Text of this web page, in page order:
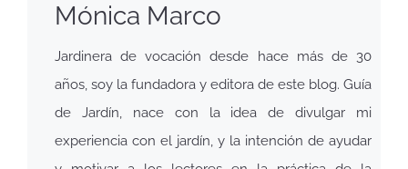
Mónica Marco
Jardinera de vocación desde hace más de 30
años, soy la fundadora y editora de este blog. Guía
de Jardín, nace con la idea de divulgar mi
experiencia con el jardín, y la intención de ayudar